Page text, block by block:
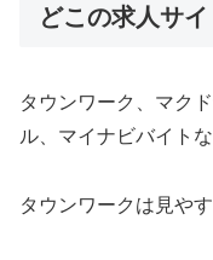
どこの求人サ
タウンワーク、マク
ル、マイナビバイト
タウンワークは見や